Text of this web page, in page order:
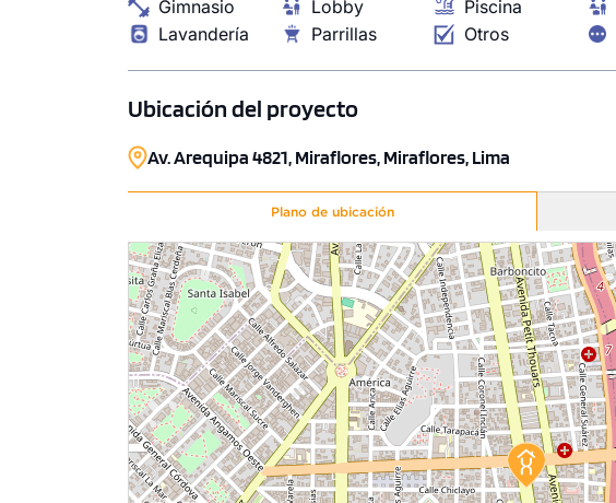
Gimnasio Lobby Piscina
Lavandería
Parrillas Otros
Ubicación del proyecto
Av. Arequipa 4821, Miraflores, Miraflores, Lima
Plano de ubicación